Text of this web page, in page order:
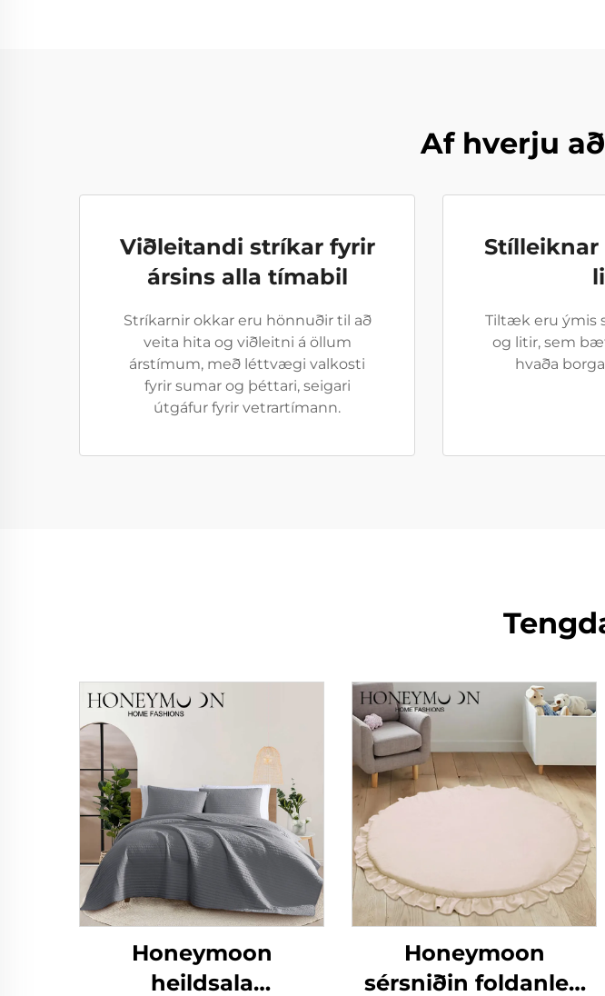
Af hverju
Viðleitandi stríkar fyrir
ársins alla tímabil
Stríkarnir okkar eru hönnuðir til að
veita hita og viðleitni á öllum
árstímum, með léttvægi valkosti
fyrir sumar og þéttari, seigari
útgáfur fyrir vetrartímann.
Tiltæk eru ýmis
og litir, sem
hvaða
Honeymoon
heildsala
Honeymoon
sérsniðin foldanleg